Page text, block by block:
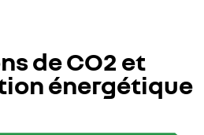
de CO2 et
énergétique